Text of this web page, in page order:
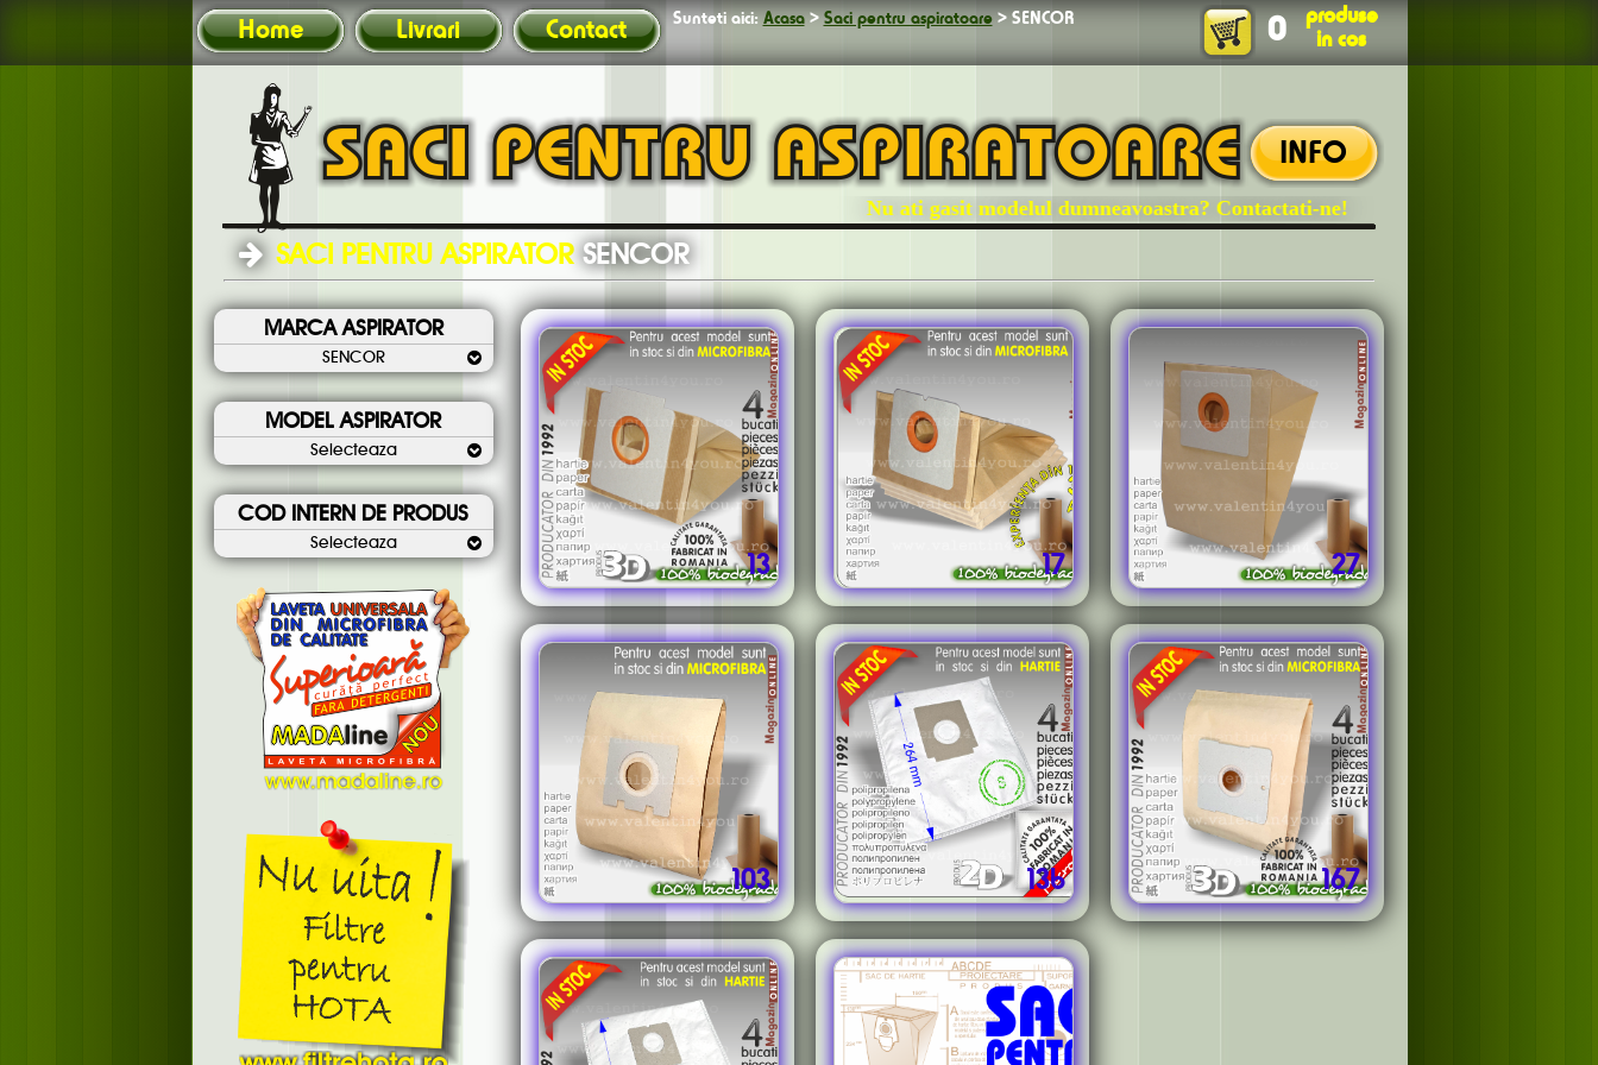
Home Livrari Contact Sunteti aici: Acasa> Saci pentru aspiratoare> SENCOR 0
produse
in cos
INFO
Nu ati gasit modelul dumneavoastra? Contactati-ne!
SACI PENTRU ASPIRATOR SENCOR
MARCA ASPIRATOR
SENCOR
MODEL ASPIRATOR
Selecteaza
COD INTERN DE PRODUS
Selecteaza
13 17 27
103 13b 167